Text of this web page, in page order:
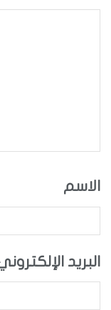
الاسم
البريد